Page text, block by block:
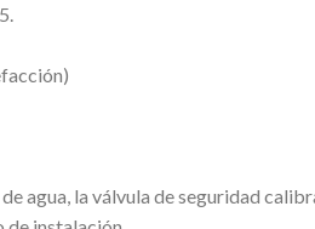
agua, la válvula de seguridad